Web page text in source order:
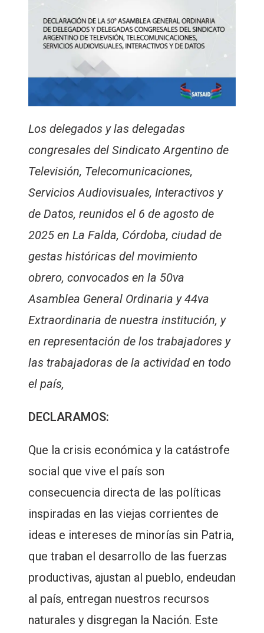
Los delegados y las delegadas
congresales del Sindicato Argentino de
Televisión, Telecomunicaciones,
Servicios Audiovisuales, Interactivos y
de Datos, reunidos el 6 de agosto de
2025 en La Falda, Córdoba, ciudad de
gestas históricas del movimiento
obrero, convocados en la 50va
Asamblea General Ordinaria y 44va
Extraordinaria de nuestra institución, y
en representación de los trabajadores y
las trabajadoras de la actividad en todo
el país,
DECLARAMOS:
Que la crisis económica y la catástrofe
social que vive el país son
consecuencia directa de las políticas
inspiradas en las viejas corrientes de
ideas e intereses de minorías sin Patria,
que traban el desarrollo de las fuerzas
productivas, ajustan al pueblo, endeudan
al país, entregan nuestros recursos
naturales y disgregan la Nación. Este